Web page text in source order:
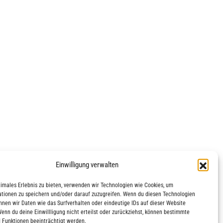
Einwilligung verwalten
Erlebnis zu bieten, verwenden wir Technologien wie Cookies, um
zu speichern und/oder darauf zuzugreifen. Wenn du diesen Technologien
wir Daten wie das Surfverhalten oder eindeutige IDs auf dieser Website
du deine Einwillligung nicht erteilst oder zurückziehst, können bestimmte
Funktionen beeinträchtigt werden.